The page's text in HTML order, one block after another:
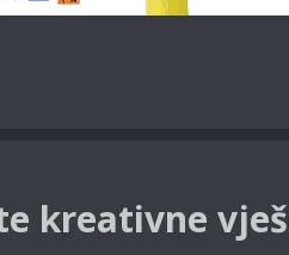
kreativne